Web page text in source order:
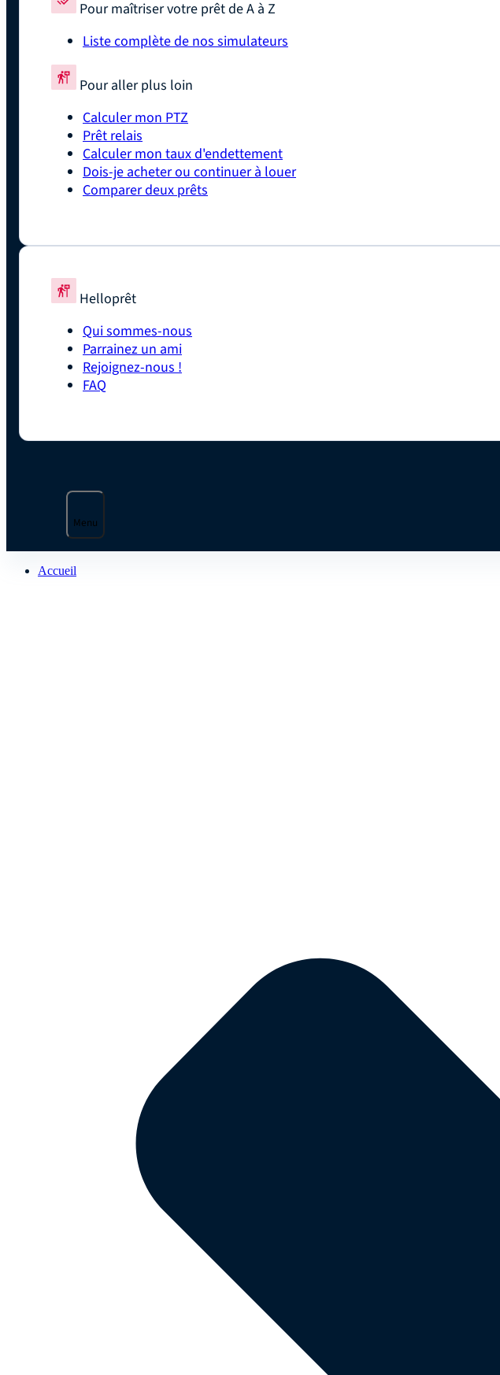
Pour maîtriser votre prêt de A à Z
Liste complète de nos simulateurs
Pour aller plus loin
Calculer mon PTZ
Prêt relais
Calculer mon taux d'endettement
Dois-je acheter ou continuer à louer
Comparer deux prêts
Helloprêt
Qui sommes-nous
Parrainez un ami
Rejoignez-nous !
FAQ
Menu
Accueil